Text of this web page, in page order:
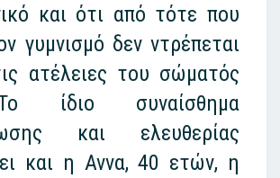
και ότι από τότε που
γυμνισμό δεν ντρέπεται
ατέλειες του σώματός
ίδιο συναίσθημα
και ελευθερίας
και η Αννα, 40 ετών, η